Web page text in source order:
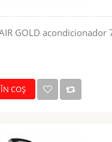
GOLD acondicionador
COŞ